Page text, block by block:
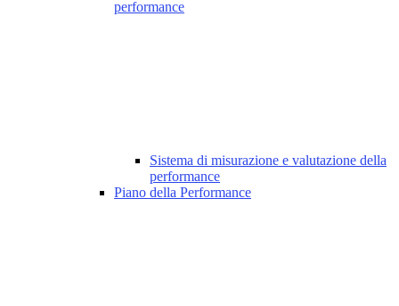
performance
Sistema di misurazione e valutazione della
performance
Piano della Performance